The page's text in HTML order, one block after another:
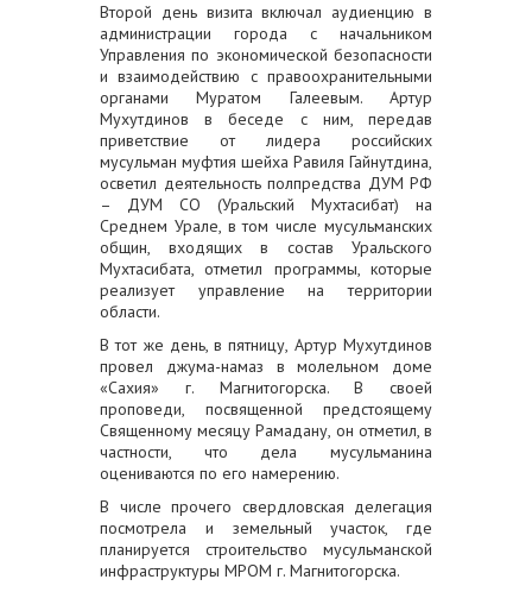
Второй день визита включал аудиенцию в
администрации города с начальником
Управления по экономической безопасности
и взаимодействию с правоохранительными
органами Муратом Галеевым. Артур
Мухутдинов в беседе с ним, передав
приветствие от лидера российских
мусульман муфтия шейха Равиля Гайнутдина,
осветил деятельность полпредства ДУМ РФ
– ДУМ СО (Уральский Мухтасибат) на
Среднем Урале, в том числе мусульманских
общин, входящих в состав Уральского
Мухтасибата, отметил программы, которые
реализует управление на территории
области.
В тот же день, в пятницу, Артур Мухутдинов
провел джума-намаз в молельном доме
«Сахия» г. Магнитогорска. В своей
проповеди, посвященной предстоящему
Священному месяцу Рамадану, он отметил, в
частности, что дела мусульманина
оцениваются по его намерению.
В числе прочего свердловская делегация
посмотрела и земельный участок, где
планируется строительство мусульманской
инфраструктуры МРОМ г. Магнитогорска.